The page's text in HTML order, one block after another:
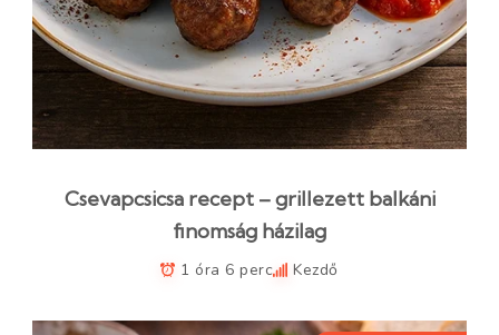
Csevapcsicsa recept – grillezett balkáni
finomság házilag
1 óra 6 perc Kezdő